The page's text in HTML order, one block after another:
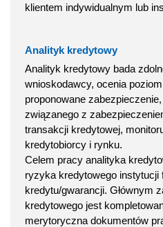
klientem indywidualnym lub
Analityk kredytowy
Analityk kredytowy bada
wnioskodawcy, ocenia
proponowane
związanego z
transakcji kredytowej,
kredytobiorcy i rynku.
Celem pracy analityka
ryzyka kredytowego instytucji
kredytu/gwarancji. Głównym
kredytowego jest
merytoryczna dokumentów